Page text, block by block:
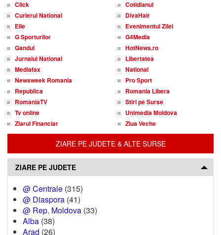
Click
Cotidianul
Curierul National
DivaHair
Elle
Evenimentul Zilei
G Sporturilor
G4Media
Gandul
HotNews.ro
Jurnalul National
Libertatea
Mediafax
National
Newsweek Romania
Pro Sport
Republica
Romania Libera
RomaniaTV
Stiri pe Surse
Tv online
Unimedia Moldova
Ziarul Financiar
Ziua Veche
ZIARE PE JUDETE & ALTE SURSE
ZIARE PE JUDETE
@ Centrale (315)
@ Diaspora (41)
@ Rep. Moldova (33)
Alba (38)
Arad (26)